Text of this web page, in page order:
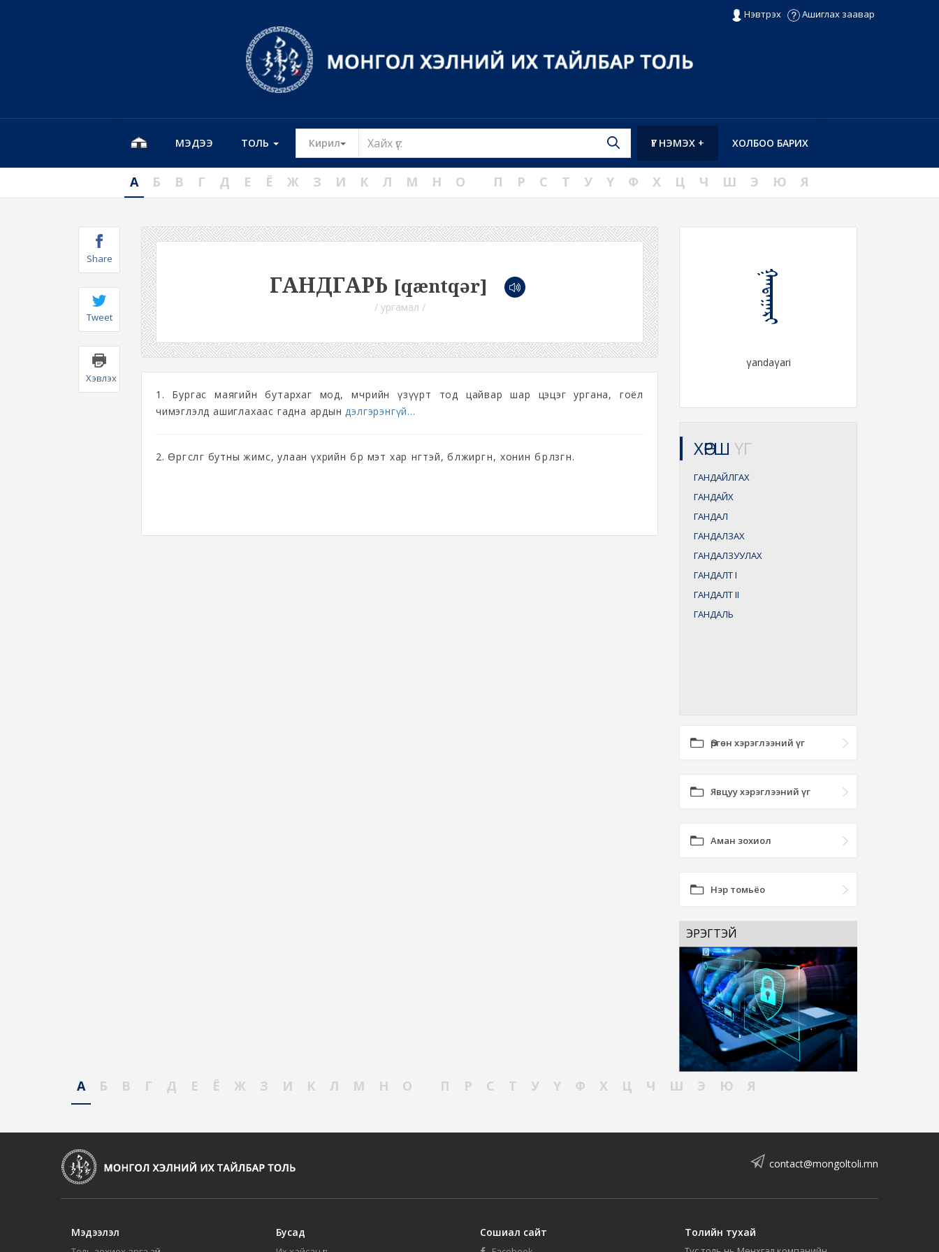
Нэвтрэх Ашиглах заавар
МЭДЭЭ ТОЛЬ Кирил Toggle Dropdown ХОЛБОО БАРИХ
ҮГ НЭМЭХ +
А Б В Г Д Е Ё Ж З И К Л М Н О П Р С Т У Ү Ф Х Ц Ч Ш Э Ю Я
Share
Tweet
Хэвлэх
ГАНДГАРЬ [qæntqər]
/ ургамал /
1. Бургас маягийн бутархаг мод, мөчрийн үзүүрт тод цайвар шар цэцэг ургана, гоёл
чимэглэлд ашиглахаас гадна ардындэлгэрэнгүй...
2. Өргөслөг бутны жимс, улаан үхрийн бөөр мэт хар өнгөтэй, бөлжиргөнө, хонин бөөрөлзгөнө.
ᠭᠠᠨᠳᠠᠭᠠᠷᠢ
γandaγari
ХӨРШ ҮГ
ГАНДАЙЛГАХ
ГАНДАЙХ
ГАНДАЛ
ГАНДАЛЗАХ
ГАНДАЛЗУУЛАХ
ГАНДАЛТI
ГАНДАЛТII
ГАНДАЛЬ
Өргөн хэрэглээний үг
Явцуу хэрэглээний үг
Аман зохиол
Нэр томьёо
ЭРЭГТЭЙ
А Б В Г Д Е Ё Ж З И К Л М Н О П Р С Т У Ү Ф Х Ц Ч Ш Э Ю Я
contact@mongoltoli.mn
Мэдээлэл Бусад Сошиал сайт Толийн тухай